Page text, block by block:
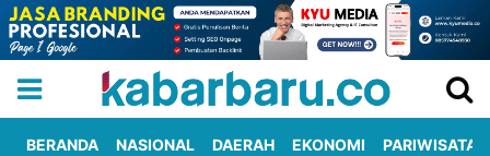
BERANDA NASIONAL DAERAH EKONOMI PARIWISATA